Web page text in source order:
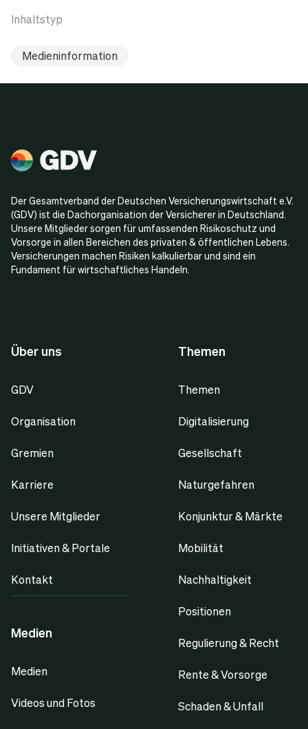
Inhaltstyp
Medieninformation
Der Gesamtverband der Deutschen Versicherungswirtschaft e.V.
(GDV) ist die Dachorganisation der Versicherer in Deutschland.
Unsere Mitglieder sorgen für umfassenden Risikoschutz und
Vorsorge in allen Bereichen des privaten & öffentlichen Lebens.
Versicherungen machen Risiken kalkulierbar und sind ein
Fundament für wirtschaftliches Handeln.
Über uns
GDV
Organisation
Gremien
Karriere
Unsere Mitglieder
Initiativen & Portale
Kontakt
Medien
Medien
Videos und Fotos
Themen
Themen
Digitalisierung
Gesellschaft
Naturgefahren
Konjunktur & Märkte
Mobilität
Nachhaltigkeit
Positionen
Regulierung & Recht
Rente & Vorsorge
Schaden & Unfall